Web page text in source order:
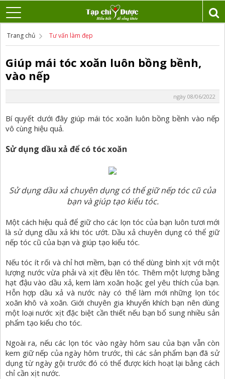
Trang chủ Tư vấn làm đẹp
Giúp mái tóc xoăn luôn bồng bềnh,
vào nếp
ngày 08/06/2022
Bí quyết dưới đây giúp mái tóc xoăn luôn bồng bềnh vào nếp
vô cùng hiệu quả.
Sử dụng dầu xả để có tóc xoăn
Sử dụng dầu xả chuyên dụng có thể giữ nếp tóc cũ của
bạn và giúp tạo kiểu tóc.
Một cách hiệu quả để giữ cho các lọn tóc của bạn luôn tươi mới
là sử dụng dầu xả khi tóc ướt. Dầu xả chuyên dụng có thể giữ
nếp tóc cũ của bạn và giúp tạo kiểu tóc.
Nếu tóc ít rối và chỉ hơi mềm, bạn có thể dùng bình xịt với một
lượng nước vừa phải và xịt đều lên tóc. Thêm một lượng bằng
hạt đậu vào dầu xả, kem làm xoăn hoặc gel yêu thích của bạn.
Hỗn hợp dầu xả và nước này có thể làm mới những lọn tóc
xoăn khô và xoăn. Giới chuyên gia khuyến khích bạn nên dùng
một loại nước xịt đặc biệt cần thiết nếu bạn bổ sung nhiều sản
phẩm tạo kiểu cho tóc.
Ngoài ra, nếu các lọn tóc vào ngày hôm sau của bạn vẫn còn
kem giữ nếp của ngày hôm trước, thì các sản phẩm bạn đã sử
dụng từ ngày gội trước đó có thể được kích hoạt lại bằng cách
chỉ cần xịt nước.